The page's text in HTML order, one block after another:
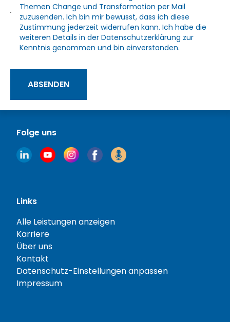
Folge uns
Links
Alle Leistungen anzeigen
Karriere
Über uns
Kontakt
Datenschutz-Einstellungen anpassen
Impressum
Themen Change und Transformation per Mail
zuzusenden. Ich bin mir bewusst, dass ich diese
Zustimmung jederzeit widerrufen kann. Ich habe die
weiteren Details in derDatenschutzerklärung zur
Kenntnis genommen und bin einverstanden.
ABSENDEN